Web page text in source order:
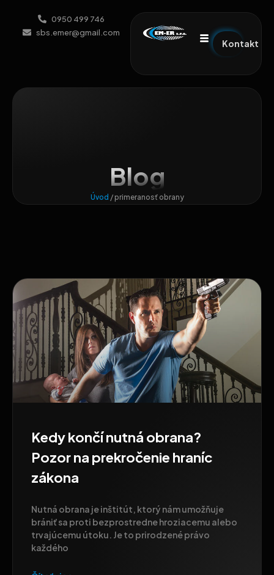
0950 499 746
sbs.emer@gmail.com
Kontakt
Blog
Úvod / primeranosť obrany
Kedy končí nutná obrana?
Pozor na prekročenie hraníc
zákona
Nutná obrana je inštitút, ktorý nám umožňuje
brániť sa proti bezprostredne hroziacemu alebo
trvajúcemu útoku. Je to prirodzené právo
každého